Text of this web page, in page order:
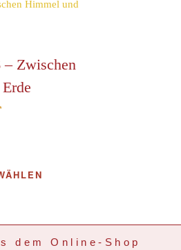
– Zwischen
dem Online-Shop